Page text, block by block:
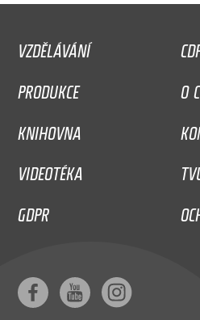
VZDĚLÁVÁNÍ
PRODUKCE
O
KNIHOVNA
VIDEOTÉKA
GDPR